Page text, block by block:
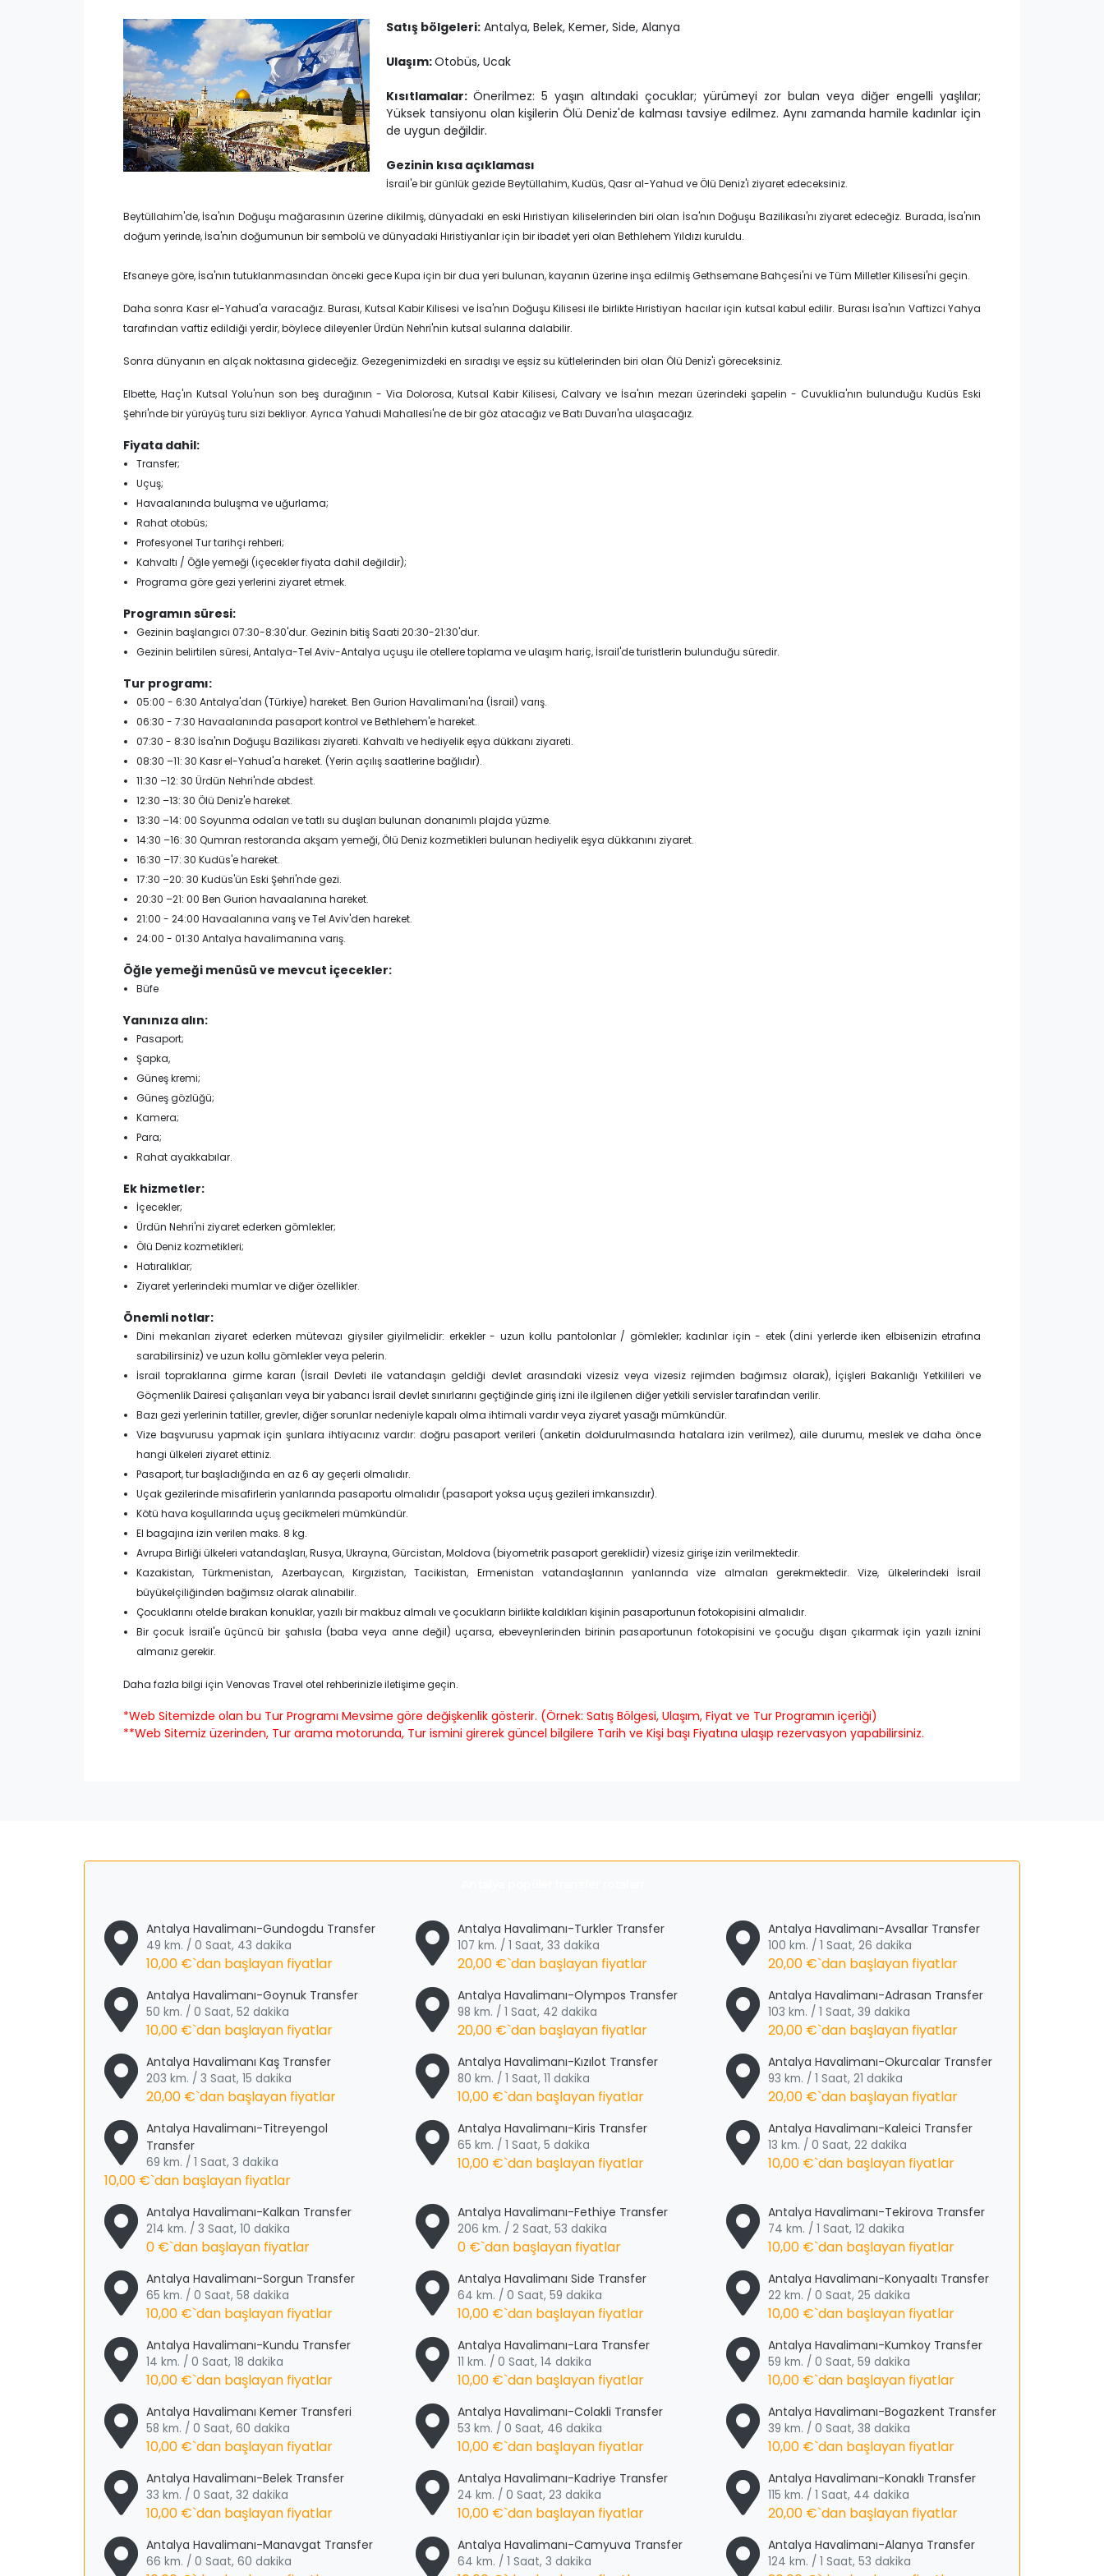
Satış bölgeleri: Antalya, Belek, Kemer, Side, Alanya
Ulaşım:Otobüs, Ucak
Kısıtlamalar: Önerilmez: 5 yaşın altındaki çocuklar; yürümeyi zor bulan veya diğer engelli yaşlılar;
Yüksek tansiyonu olan kişilerin Ölü Deniz'de kalması tavsiye edilmez. Aynı zamanda hamile kadınlar için
de uygun değildir.
Gezinin kısa açıklaması
İsrail'e bir günlük gezide Beytüllahim, Kudüs, Qasr al-Yahud ve Ölü Deniz'i ziyaret edeceksiniz.
Beytüllahim'de, İsa'nın Doğuşu mağarasının üzerine dikilmiş, dünyadaki en eski Hıristiyan kiliselerinden biri olan İsa'nın Doğuşu Bazilikası'nı ziyaret edeceğiz. Burada, İsa'nın
doğum yerinde, İsa'nın doğumunun bir sembolü ve dünyadaki Hıristiyanlar için bir ibadet yeri olan Bethlehem Yıldızı kuruldu.
Efsaneye göre, İsa'nın tutuklanmasından önceki gece Kupa için bir dua yeri bulunan, kayanın üzerine inşa edilmiş Gethsemane Bahçesi'ni ve Tüm Milletler Kilisesi'ni geçin.
Daha sonra Kasr el-Yahud'a varacağız. Burası, Kutsal Kabir Kilisesi ve İsa'nın Doğuşu Kilisesi ile birlikte Hıristiyan hacılar için kutsal kabul edilir. Burası İsa'nın Vaftizci Yahya
tarafından vaftiz edildiği yerdir, böylece dileyenler Ürdün Nehri'nin kutsal sularına dalabilir.
Sonra dünyanın en alçak noktasına gideceğiz. Gezegenimizdeki en sıradışı ve eşsiz su kütlelerinden biri olan Ölü Deniz'i göreceksiniz.
Elbette, Haç'ın Kutsal Yolu'nun son beş durağının - Via Dolorosa, Kutsal Kabir Kilisesi, Calvary ve İsa'nın mezarı üzerindeki şapelin - Cuvuklia'nın bulunduğu Kudüs Eski
Şehri'nde bir yürüyüş turu sizi bekliyor. Ayrıca Yahudi Mahallesi'ne de bir göz atacağız ve Batı Duvarı'na ulaşacağız.
Fiyata dahil:
Transfer;
Uçuş;
Havaalanında buluşma ve uğurlama;
Rahat otobüs;
Profesyonel Tur tarihçi rehberi;
Kahvaltı / Öğle yemeği (içecekler fiyata dahil değildir);
Programa göre gezi yerlerini ziyaret etmek.
Programın süresi:
Gezinin başlangıcı 07:30-8:30'dur. Gezinin bitiş Saati 20:30-21:30'dur.
Gezinin belirtilen süresi, Antalya-Tel Aviv-Antalya uçuşu ile otellere toplama ve ulaşım hariç, İsrail'de turistlerin bulunduğu süredir.
Tur programı:
05:00 - 6:30 Antalya'dan (Türkiye) hareket. Ben Gurion Havalimanı'na (İsrail) varış.
06:30 - 7:30 Havaalanında pasaport kontrol ve Bethlehem'e hareket.
07:30 - 8:30 İsa'nın Doğuşu Bazilikası ziyareti. Kahvaltı ve hediyelik eşya dükkanı ziyareti.
08:30 –11: 30 Kasr el-Yahud'a hareket. (Yerin açılış saatlerine bağlıdır).
11:30 –12: 30 Ürdün Nehri'nde abdest.
12:30 –13: 30 Ölü Deniz'e hareket.
13:30 –14: 00 Soyunma odaları ve tatlı su duşları bulunan donanımlı plajda yüzme.
14:30 –16: 30 Qumran restoranda akşam yemeği, Ölü Deniz kozmetikleri bulunan hediyelik eşya dükkanını ziyaret.
16:30 –17: 30 Kudüs'e hareket.
17:30 –20: 30 Kudüs'ün Eski Şehri'nde gezi.
20:30 –21: 00 Ben Gurion havaalanına hareket.
21:00 - 24:00 Havaalanına varış ve Tel Aviv'den hareket.
24:00 - 01:30 Antalya havalimanına varış.
Öğle yemeği menüsü ve mevcut içecekler:
Büfe
Yanınıza alın:
Pasaport;
Şapka,
Güneş kremi;
Güneş gözlüğü;
Kamera;
Para;
Rahat ayakkabılar.
Ek hizmetler:
İçecekler;
Ürdün Nehri'ni ziyaret ederken gömlekler;
Ölü Deniz kozmetikleri;
Hatıralıklar;
Ziyaret yerlerindeki mumlar ve diğer özellikler.
Önemli notlar:
Dini mekanları ziyaret ederken mütevazı giysiler giyilmelidir: erkekler - uzun kollu pantolonlar / gömlekler; kadınlar için - etek (dini yerlerde iken elbisenizin etrafına
sarabilirsiniz) ve uzun kollu gömlekler veya pelerin.
İsrail topraklarına girme kararı (İsrail Devleti ile vatandaşın geldiği devlet arasındaki vizesiz veya vizesiz rejimden bağımsız olarak), İçişleri Bakanlığı Yetkilileri ve
Göçmenlik Dairesi çalışanları veya bir yabancı İsrail devlet sınırlarını geçtiğinde giriş izni ile ilgilenen diğer yetkili servisler tarafından verilir.
Bazı gezi yerlerinin tatiller, grevler, diğer sorunlar nedeniyle kapalı olma ihtimali vardır veya ziyaret yasağı mümkündür.
Vize başvurusu yapmak için şunlara ihtiyacınız vardır: doğru pasaport verileri (anketin doldurulmasında hatalara izin verilmez), aile durumu, meslek ve daha önce
hangi ülkeleri ziyaret ettiniz.
Pasaport, tur başladığında en az 6 ay geçerli olmalıdır.
Uçak gezilerinde misafirlerin yanlarında pasaportu olmalıdır (pasaport yoksa uçuş gezileri imkansızdır).
Kötü hava koşullarında uçuş gecikmeleri mümkündür.
El bagajına izin verilen maks. 8 kg.
Avrupa Birliği ülkeleri vatandaşları, Rusya, Ukrayna, Gürcistan, Moldova (biyometrik pasaport gereklidir) vizesiz girişe izin verilmektedir.
Kazakistan, Türkmenistan, Azerbaycan, Kırgızistan, Tacikistan, Ermenistan vatandaşlarının yanlarında vize almaları gerekmektedir. Vize, ülkelerindeki İsrail
büyükelçiliğinden bağımsız olarak alınabilir.
Çocuklarını otelde bırakan konuklar, yazılı bir makbuz almalı ve çocukların birlikte kaldıkları kişinin pasaportunun fotokopisini almalıdır.
Bir çocuk İsrail'e üçüncü bir şahısla (baba veya anne değil) uçarsa, ebeveynlerinden birinin pasaportunun fotokopisini ve çocuğu dışarı çıkarmak için yazılı iznini
almanız gerekir.
Daha fazla bilgi için Venovas Travel otel rehberinizle iletişime geçin.
*Web Sitemizde olan bu Tur Programı Mevsime göre değişkenlik gösterir. (Örnek: Satış Bölgesi, Ulaşım, Fiyat ve Tur Programın içeriği)
**Web Sitemiz üzerinden, Tur arama motorunda, Tur ismini girerek güncel bilgilere Tarih ve Kişi başı Fiyatına ulaşıp rezervasyon yapabilirsiniz.
Antalya Havalimanı-Gundogdu Transfer
49 km. / 0 Saat, 43 dakika
10,00 €`dan başlayan fiyatlar
Antalya Havalimanı-Turkler Transfer
107 km. / 1 Saat, 33 dakika
20,00 €`dan başlayan fiyatlar
Antalya Havalimanı-Avsallar Transfer
100 km. / 1 Saat, 26 dakika
20,00 €`dan başlayan fiyatlar
Antalya Havalimanı-Goynuk Transfer
50 km. / 0 Saat, 52 dakika
10,00 €`dan başlayan fiyatlar
Antalya Havalimanı-Olympos Transfer
98 km. / 1 Saat, 42 dakika
20,00 €`dan başlayan fiyatlar
Antalya Havalimanı-Adrasan Transfer
103 km. / 1 Saat, 39 dakika
20,00 €`dan başlayan fiyatlar
Antalya Havalimanı Kaş Transfer
203 km. / 3 Saat, 15 dakika
20,00 €`dan başlayan fiyatlar
Antalya Havalimanı-Kızılot Transfer
80 km. / 1 Saat, 11 dakika
10,00 €`dan başlayan fiyatlar
Antalya Havalimanı-Okurcalar Transfer
93 km. / 1 Saat, 21 dakika
20,00 €`dan başlayan fiyatlar
Antalya Havalimanı-Titreyengol
Transfer
69 km. / 1 Saat, 3 dakika
10,00 €`dan başlayan fiyatlar
Antalya Havalimanı-Kiris Transfer
65 km. / 1 Saat, 5 dakika
10,00 €`dan başlayan fiyatlar
Antalya Havalimanı-Kaleici Transfer
13 km. / 0 Saat, 22 dakika
10,00 €`dan başlayan fiyatlar
Antalya Havalimanı-Kalkan Transfer
214 km. / 3 Saat, 10 dakika
0 €`dan başlayan fiyatlar
Antalya Havalimanı-Fethiye Transfer
206 km. / 2 Saat, 53 dakika
0 €`dan başlayan fiyatlar
Antalya Havalimanı-Tekirova Transfer
74 km. / 1 Saat, 12 dakika
10,00 €`dan başlayan fiyatlar
Antalya Havalimanı-Sorgun Transfer
65 km. / 0 Saat, 58 dakika
10,00 €`dan başlayan fiyatlar
Antalya Havalimanı Side Transfer
64 km. / 0 Saat, 59 dakika
10,00 €`dan başlayan fiyatlar
Antalya Havalimanı-Konyaaltı Transfer
22 km. / 0 Saat, 25 dakika
10,00 €`dan başlayan fiyatlar
Antalya Havalimanı-Kundu Transfer
14 km. / 0 Saat, 18 dakika
10,00 €`dan başlayan fiyatlar
Antalya Havalimanı-Lara Transfer
11 km. / 0 Saat, 14 dakika
10,00 €`dan başlayan fiyatlar
Antalya Havalimanı-Kumkoy Transfer
59 km. / 0 Saat, 59 dakika
10,00 €`dan başlayan fiyatlar
Antalya Havalimanı Kemer Transferi
58 km. / 0 Saat, 60 dakika
10,00 €`dan başlayan fiyatlar
Antalya Havalimanı-Colakli Transfer
53 km. / 0 Saat, 46 dakika
10,00 €`dan başlayan fiyatlar
Antalya Havalimanı-Bogazkent Transfer
39 km. / 0 Saat, 38 dakika
10,00 €`dan başlayan fiyatlar
Antalya Havalimanı-Belek Transfer
33 km. / 0 Saat, 32 dakika
10,00 €`dan başlayan fiyatlar
Antalya Havalimanı-Kadriye Transfer
24 km. / 0 Saat, 23 dakika
10,00 €`dan başlayan fiyatlar
Antalya Havalimanı-Konaklı Transfer
115 km. / 1 Saat, 44 dakika
20,00 €`dan başlayan fiyatlar
Antalya Havalimanı-Manavgat Transfer
66 km. / 0 Saat, 60 dakika
Antalya Havalimanı-Camyuva Transfer
64 km. / 1 Saat, 3 dakika
Antalya Havalimanı-Alanya Transfer
124 km. / 1 Saat, 53 dakika